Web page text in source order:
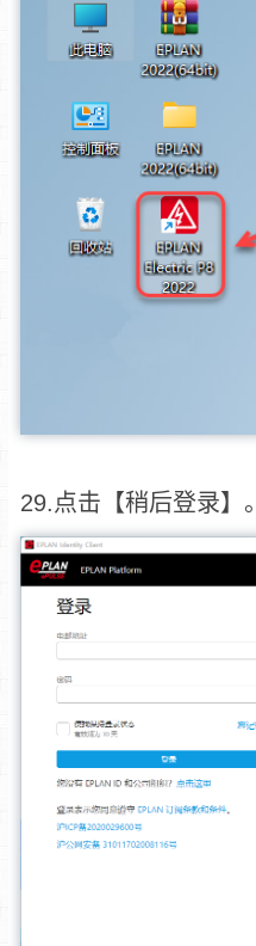
29.点击【稍后登录】。